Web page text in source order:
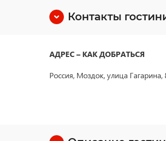
Контакты
АДРЕС – КАК ДОБРАТЬСЯ
Россия, Моздок, улица Гагарина,